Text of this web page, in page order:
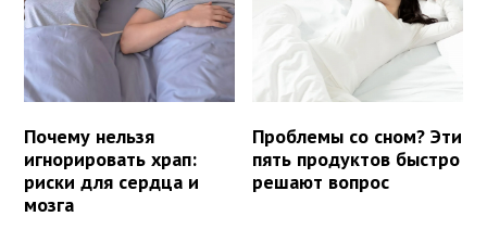
Почему нельзя
игнорировать храп:
риски для сердца и
мозга
Проблемы со сном? Эти
пять продуктов быстро
решают вопрос